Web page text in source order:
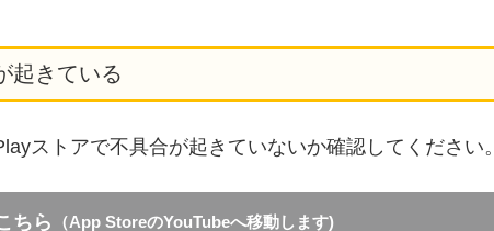
起きている
ストアで不具合が起きていないか確認してください。
ちら （App StoreのYouTubeへ移動します)